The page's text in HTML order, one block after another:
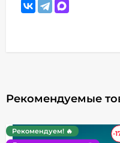
Рекомендуемые
-
Рекомендуем! 🔥